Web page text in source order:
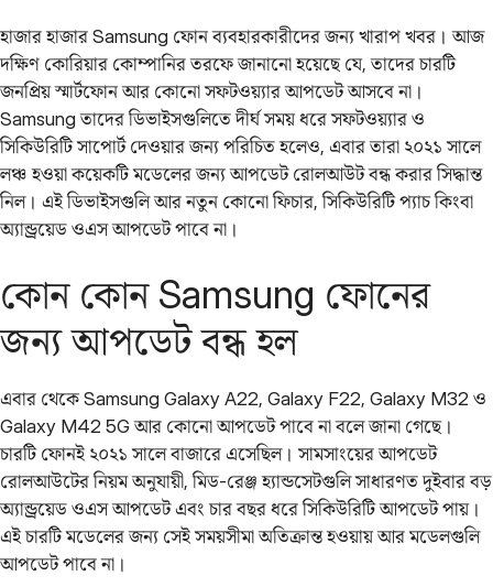
হাজার হাজার Samsung ফোন ব্যবহারকারীদের জন্য খারাপ খবর। আজ
দক্ষিণ কোরিয়ার কোম্পানির তরফে জানানো হয়েছে যে, তাদের চারটি
জনপ্রিয় স্মার্টফোন আর কোনো সফটওয়্যার আপডেট আসবে না।
Samsung তাদের ডিভাইসগুলিতে দীর্ঘ সময় ধরে সফটওয়্যার ও
সিকিউরিটি সাপোর্ট দেওয়ার জন্য পরিচিত হলেও, এবার তারা ২০২১ সালে
লঞ্চ হওয়া কয়েকটি মডেলের জন্য আপডেট রোলআউট বন্ধ করার সিদ্ধান্ত
নিল। এই ডিভাইসগুলি আর নতুন কোনো ফিচার, সিকিউরিটি প্যাচ কিংবা
অ্যান্ড্রয়েড ওএস আপডেট পাবে না।
কোন কোন Samsung ফোনের
জন্য আপডেট বন্ধ হল
এবার থেকে Samsung Galaxy A22, Galaxy F22, Galaxy M32 ও
Galaxy M42 5G আর কোনো আপডেট পাবে না বলে জানা গেছে।
চারটি ফোনই ২০২১ সালে বাজারে এসেছিল। সামসাংয়ের আপডেট
রোলআউটের নিয়ম অনুযায়ী, মিড-রেঞ্জ হ্যান্ডসেটগুলি সাধারণত দুইবার বড়
অ্যান্ড্রয়েড ওএস আপডেট এবং চার বছর ধরে সিকিউরিটি আপডেট পায়।
এই চারটি মডেলের জন্য সেই সময়সীমা অতিক্রান্ত হওয়ায় আর মডেলগুলি
আপডেট পাবে না।